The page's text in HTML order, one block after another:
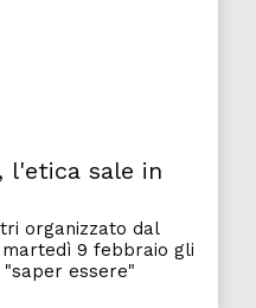
l'etica sale in
organizzato dal
martedì 9 febbraio gli
"saper essere"